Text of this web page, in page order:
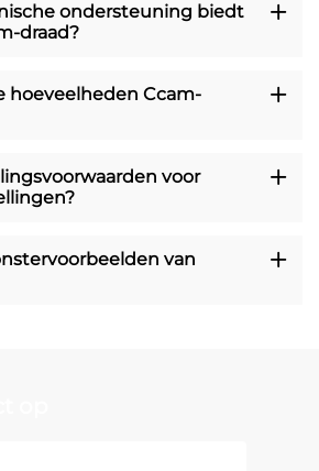
ondersteuning biedt
draad?
hoeveelheden Ccam-
voor
van